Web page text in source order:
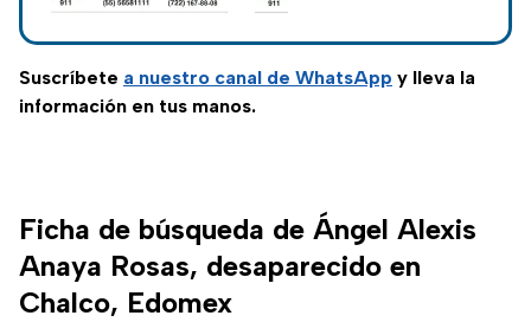
autoridades
mantienen activas
Suscríbete a nuestro canal de WhatsApp y lleva la
información en tus manos.
Ficha de búsqueda de Ángel Alexis
Anaya Rosas, desaparecido en
Chalco, Edomex